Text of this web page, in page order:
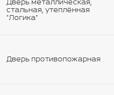
Дверь металлическая,
стальная, утеплённая
"Логика"
Дверь противопожарная